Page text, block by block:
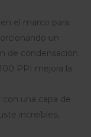
el marco para
un
de condensación.
PPI mejora la
con una capa de
increíbles,